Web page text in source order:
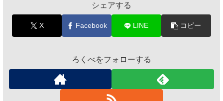
シェアする
X Facebook LINE コピー
ろくべをフォローする